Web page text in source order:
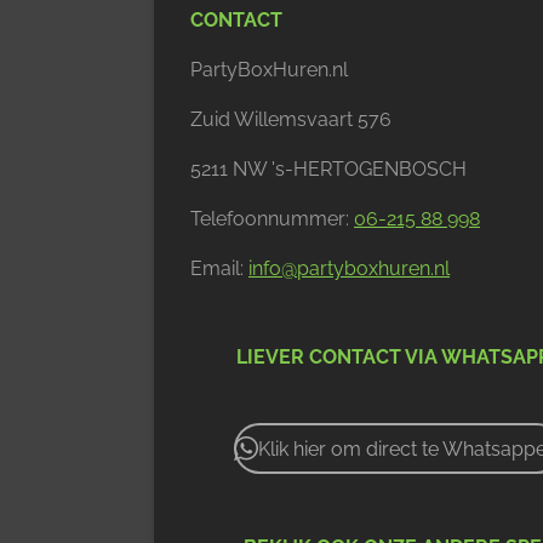
CONTACT
PartyBoxHuren.nl
Zuid Willemsvaart 576
5211 NW 's-HERTOGENBOSCH
Telefoonnummer: 06-215 88 998
Email: info@partyboxhuren.nl
LIEVER CONTACT VIA
Klik hier om direct te